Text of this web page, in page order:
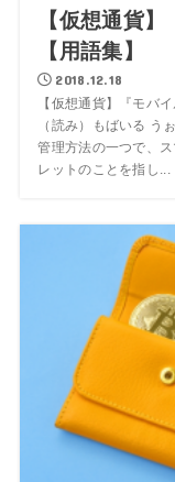
【仮想通貨
【用語集】
2018.12.18
【仮想通貨】『モバ
（読み）もばいる う
管理方法の一つで、
レットのことを指し...